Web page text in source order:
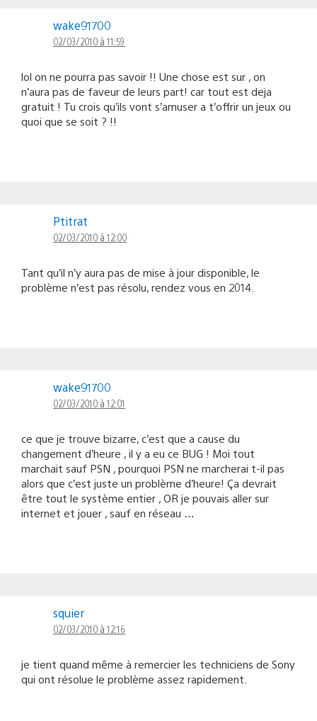
wake91700
02/03/2010 à 11:59
lol on ne pourra pas savoir !! Une chose est sur , on
n’aura pas de faveur de leurs part! car tout est deja
gratuit ! Tu crois qu’ils vont s’amuser a t’offrir un jeux ou
quoi que se soit ? !!
Ptitrat
02/03/2010 à 12:00
Tant qu’il n’y aura pas de mise à jour disponible, le
problème n’est pas résolu, rendez vous en 2014.
wake91700
02/03/2010 à 12:01
ce que je trouve bizarre, c’est que a cause du
changement d’heure , il y a eu ce BUG ! Moi tout
marchait sauf PSN , pourquoi PSN ne marcherai t-il pas
alors que c’est juste un problème d’heure! Ça devrait
être tout le système entier , OR je pouvais aller sur
internet et jouer , sauf en réseau …
squier
02/03/2010 à 12:16
je tient quand même à remercier les techniciens de Sony
qui ont résolue le problème assez rapidement.